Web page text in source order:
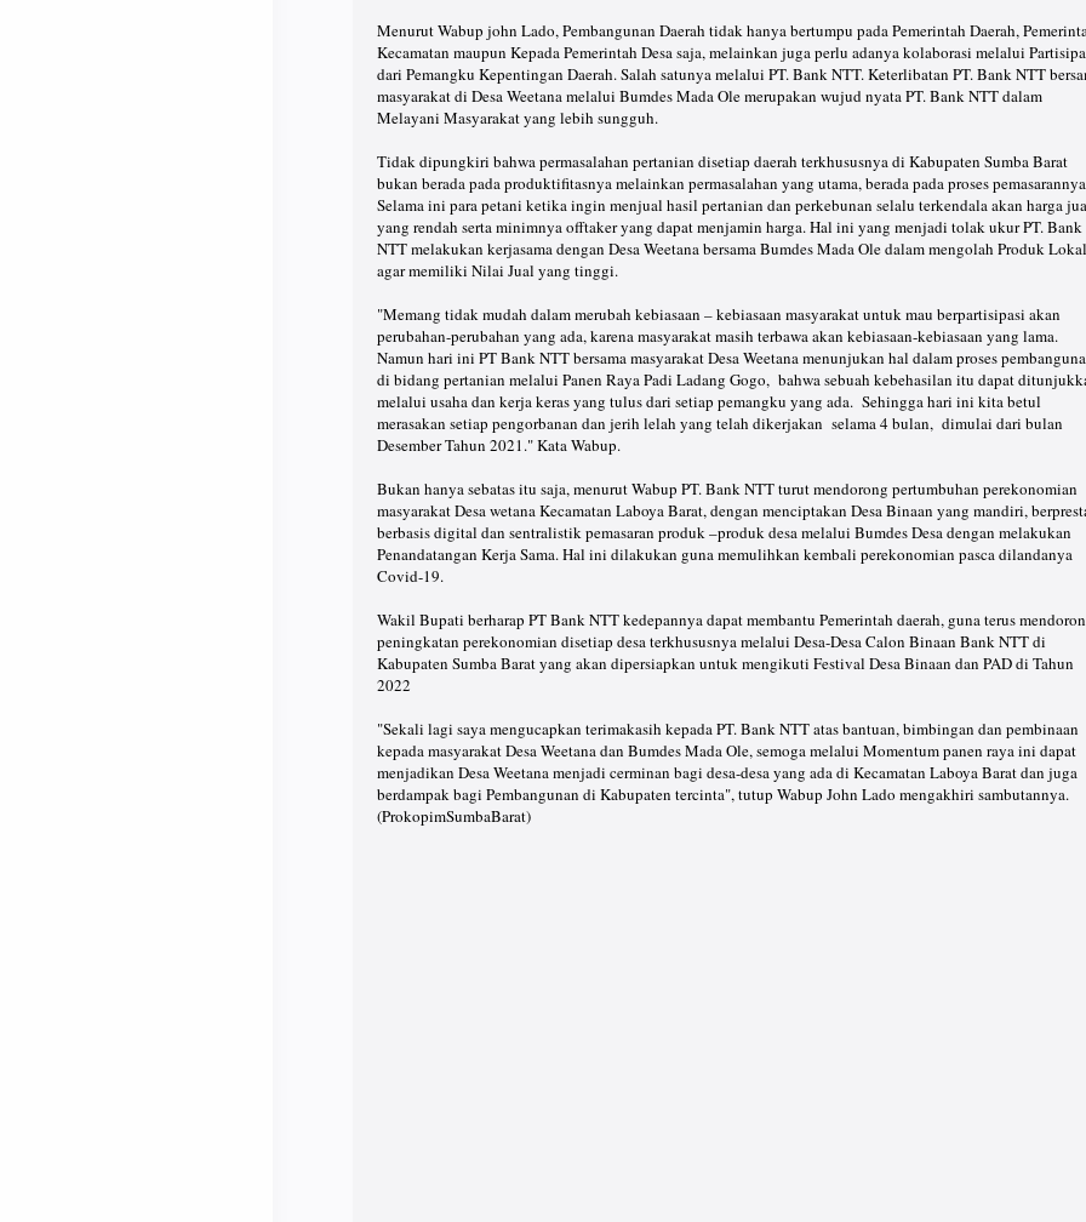
Menurut Wabup john Lado, Pembangunan Daerah tidak hanya bertumpu pada Pemerintah Daerah,
Kecamatan maupun Kepada Pemerintah Desa saja, melainkan juga perlu adanya kolaborasi melalui
dari Pemangku Kepentingan Daerah. Salah satunya melalui PT. Bank NTT. Keterlibatan PT. Bank NTT
masyarakat di Desa Weetana melalui Bumdes Mada Ole merupakan wujud nyata PT. Bank NTT dalam
Melayani Masyarakat yang lebih sungguh.
Tidak dipungkiri bahwa permasalahan pertanian disetiap daerah terkhususnya di Kabupaten Sumba Barat
bukan berada pada produktifitasnya melainkan permasalahan yang utama, berada pada proses
Selama ini para petani ketika ingin menjual hasil pertanian dan perkebunan selalu terkendala akan harga
yang rendah serta minimnya offtaker yang dapat menjamin harga. Hal ini yang menjadi tolak ukur PT. Bank
NTT melakukan kerjasama dengan Desa Weetana bersama Bumdes Mada Ole dalam mengolah Produk Lokal
agar memiliki Nilai Jual yang tinggi.
"Memang tidak mudah dalam merubah kebiasaan – kebiasaan masyarakat untuk mau berpartisipasi akan
perubahan-perubahan yang ada, karena masyarakat masih terbawa akan kebiasaan-kebiasaan yang lama.
Namun hari ini PT Bank NTT bersama masyarakat Desa Weetana menunjukan hal dalam proses
di bidang pertanian melalui Panen Raya Padi Ladang Gogo, bahwa sebuah kebehasilan itu dapat
melalui usaha dan kerja keras yang tulus dari setiap pemangku yang ada. Sehingga hari ini kita betul
merasakan setiap pengorbanan dan jerih lelah yang telah dikerjakan selama 4 bulan, dimulai dari bulan
Desember Tahun 2021." Kata Wabup.
Bukan hanya sebatas itu saja, menurut Wabup PT. Bank NTT turut mendorong pertumbuhan perekonomian
masyarakat Desa wetana Kecamatan Laboya Barat, dengan menciptakan Desa Binaan yang mandiri,
berbasis digital dan sentralistik pemasaran produk –produk desa melalui Bumdes Desa dengan melakukan
Penandatangan Kerja Sama. Hal ini dilakukan guna memulihkan kembali perekonomian pasca dilandanya
Covid-19.
Wakil Bupati berharap PT Bank NTT kedepannya dapat membantu Pemerintah daerah, guna terus
peningkatan perekonomian disetiap desa terkhususnya melalui Desa-Desa Calon Binaan Bank NTT di
Kabupaten Sumba Barat yang akan dipersiapkan untuk mengikuti Festival Desa Binaan dan PAD di Tahun
2022
"Sekali lagi saya mengucapkan terimakasih kepada PT. Bank NTT atas bantuan, bimbingan dan pembinaan
kepada masyarakat Desa Weetana dan Bumdes Mada Ole, semoga melalui Momentum panen raya ini dapat
menjadikan Desa Weetana menjadi cerminan bagi desa-desa yang ada di Kecamatan Laboya Barat dan juga
berdampak bagi Pembangunan di Kabupaten tercinta", tutup Wabup John Lado mengakhiri sambutannya.
(ProkopimSumbaBarat)